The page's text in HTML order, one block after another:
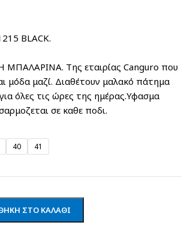
BLACK.
ΜΠΑΛΑΡΙΝΑ. Tης εταιρίας Canguro που
μόδα μαζί. Διαθέτουν μαλακό πάτημα
όλες τις ώρες της ημέρας.Υφασμα
σε καθε ποδι.
40 41
ΣΤΟ ΚΑΛΆΘΙ